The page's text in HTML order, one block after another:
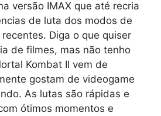
versão IMAX que até recria
de luta dos modos de
Diga o que quiser
de filmes, mas não tenho
Kombat II vem de
gostam de videogame
As lutas são rápidas e
ótimos momentos e